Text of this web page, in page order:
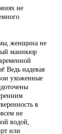
не
женщина не
маникюр
Ведь надевая
ухоженные
в
не
водой,
или